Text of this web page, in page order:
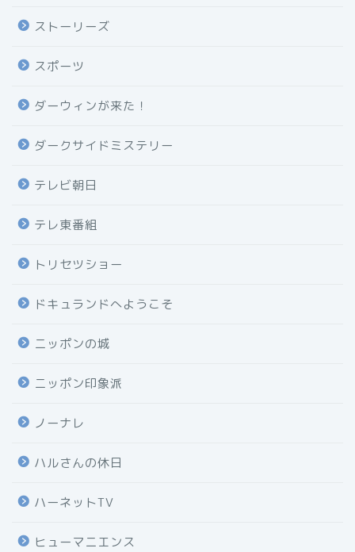
ストーリーズ
スポーツ
ダーウィンが来た！
ダークサイドミステリー
テレビ朝日
テレ東番組
トリセツショー
ドキュランドへようこそ
ニッポンの城
ニッポン印象派
ノーナレ
ハルさんの休日
ハーネットTV
ヒューマニエンス